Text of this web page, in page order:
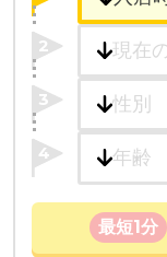
2
3
4
最短1分